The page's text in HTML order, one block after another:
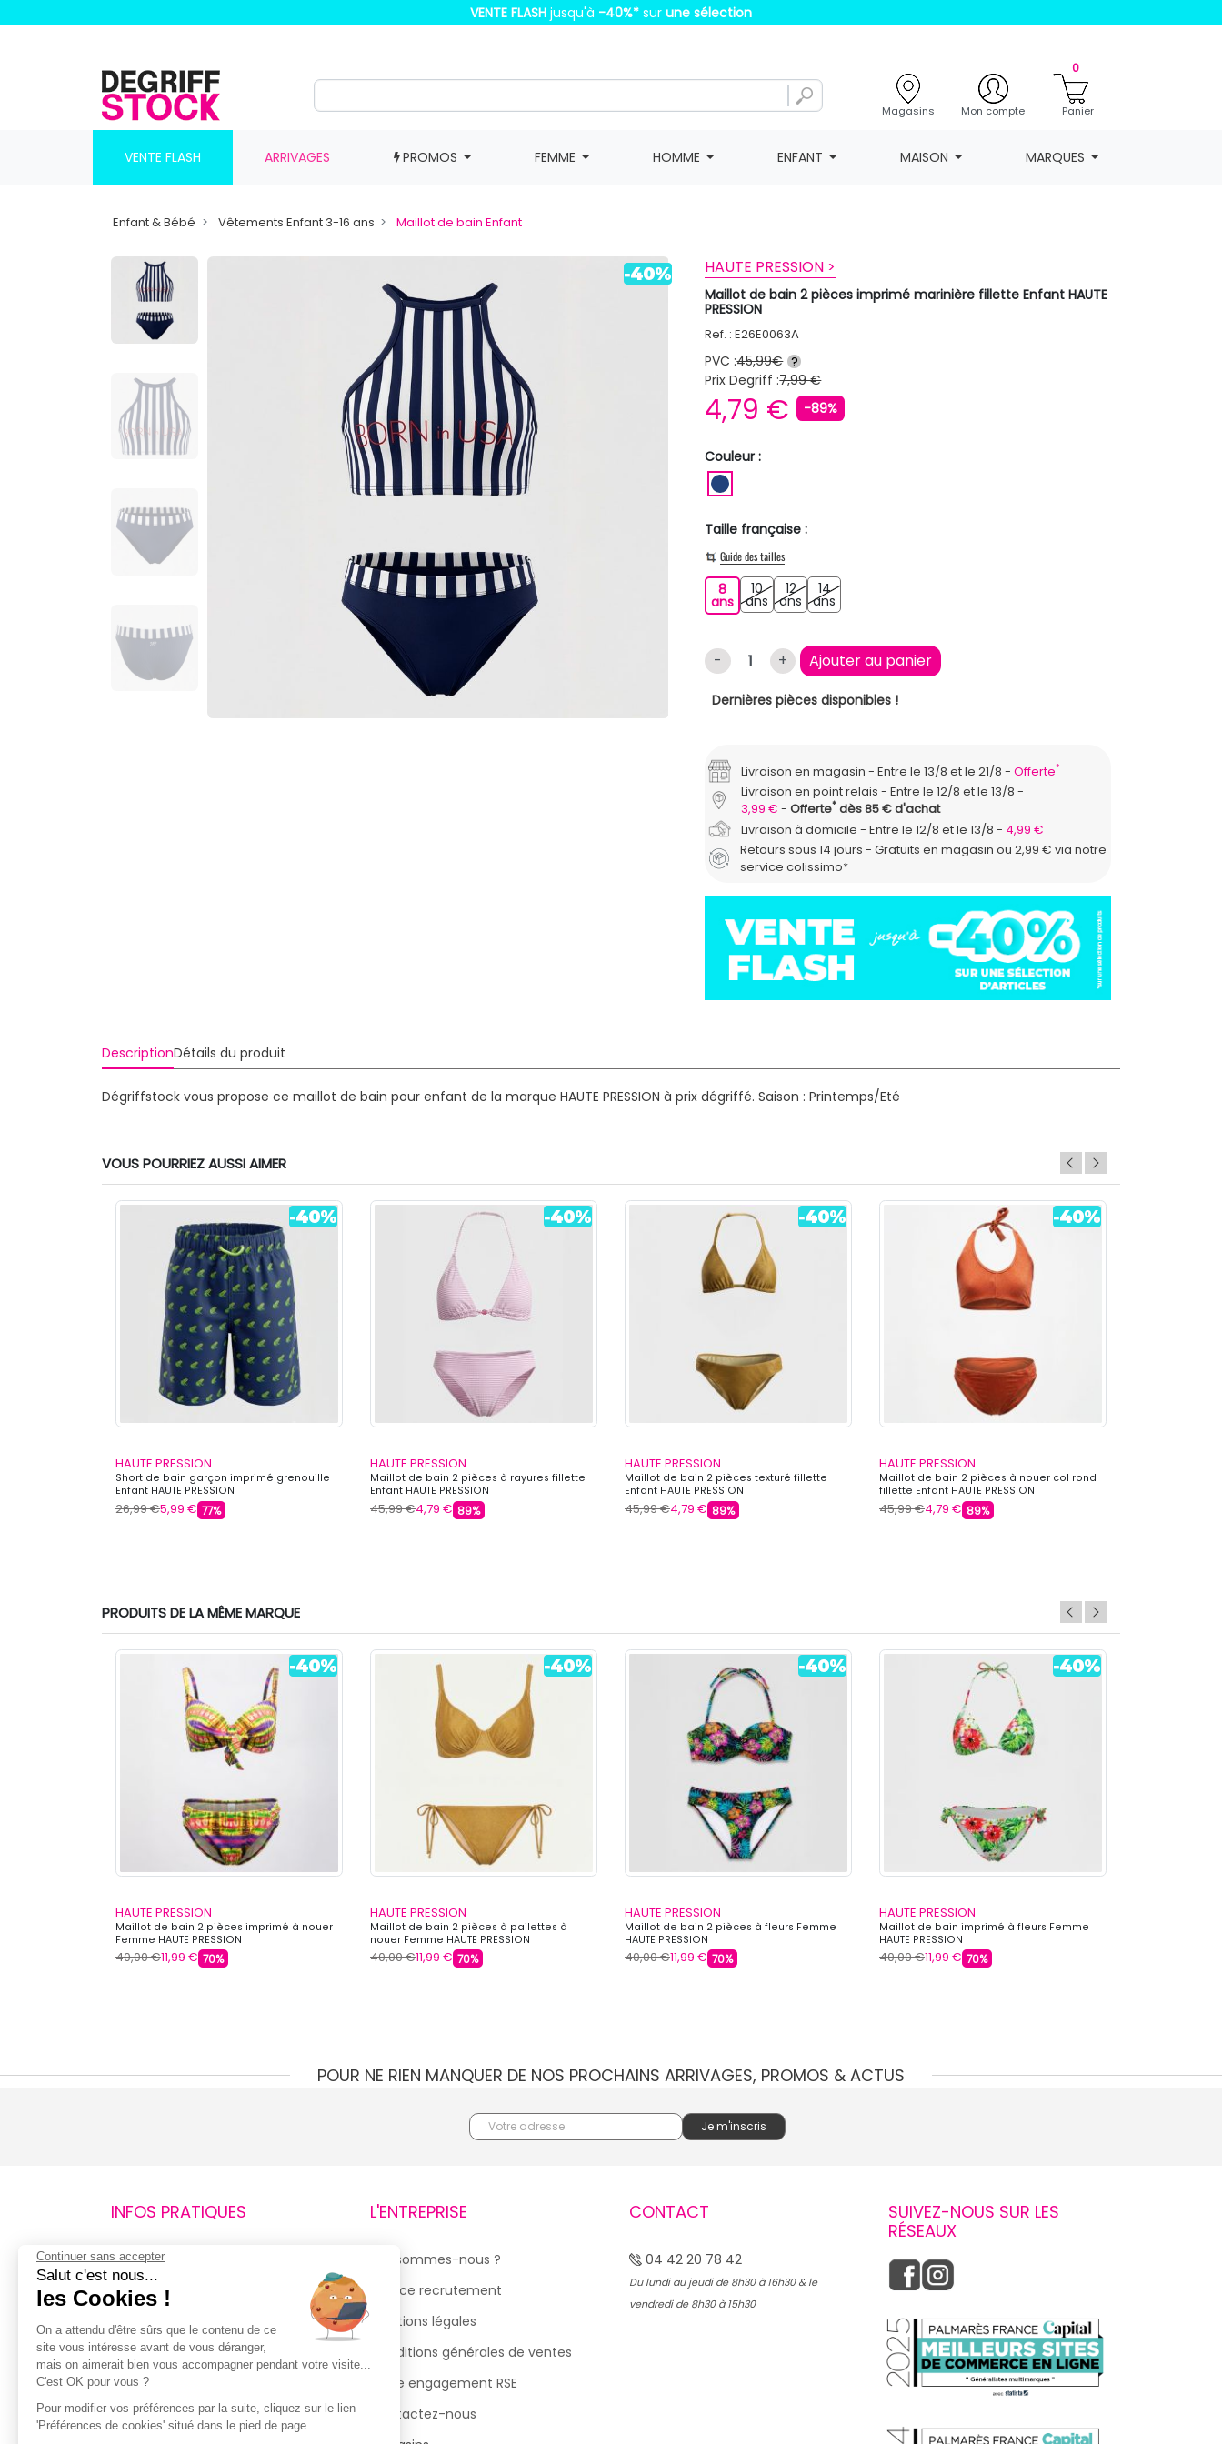
VENTE FLASH jusqu'à -40%* sur une sélection
Magasins Mon compte
0
Panier
VENTE FLASH ARRIVAGES PROMOS FEMME HOMME ENFANT MAISON MARQUES
Enfant & Bébé Vêtements Enfant 3-16 ans Maillot de bain Enfant
HAUTE PRESSION >
Maillot de bain 2 pièces imprimé marinière fillette Enfant HAUTE
PRESSION
Ref. : E26E0063A
PVC :45,99€ ?
Prix Degriff :7,99 €
4,79 € -89%
Couleur :
Taille française :
Guide des tailles
8
ans8 ans
10
ans 10 ans
12
ans 12 ans
14
ans
- + Ajouter au panier
Dernières pièces disponibles !
Livraison en magasin Entre le 13/8 et le 21/8 Offerte*
Livraison en point relais
Entre le 12/8 et le 13/8
3,99 €
Offerte*dès 85 € d'achat
Livraison à domicile
Entre le 12/8 et le 13/8
4,99 €
Retours sous 14 jours - Gratuits en magasin ou 2,99 € via notre
service colissimo*
DescriptionDétails du produit
Dégriffstock vous propose ce maillot de bain pour enfant de la marque HAUTE PRESSION à prix dégriffé. Saison : Printemps/Eté
VOUS POURRIEZ AUSSI AIMER
HAUTE PRESSION
Short de bain garçon imprimé grenouille
Enfant HAUTE PRESSION
26,99 €5,99 € 77%
HAUTE PRESSION
Maillot de bain 2 pièces à rayures fillette
Enfant HAUTE PRESSION
45,99 €4,79 € 89%
HAUTE PRESSION
Maillot de bain 2 pièces texturé fillette
Enfant HAUTE PRESSION
45,99 €4,79 € 89%
HAUTE PRESSION
Maillot de bain 2 pièces à nouer col rond
fillette Enfant HAUTE PRESSION
45,99 €4,79 € 89%
PRODUITS DE LA MÊME MARQUE
HAUTE PRESSION
Maillot de bain 2 pièces imprimé à nouer
Femme HAUTE PRESSION
40,00 €11,99 € 70%
HAUTE PRESSION
Maillot de bain 2 pièces à pailettes à
nouer Femme HAUTE PRESSION
40,00 €11,99 € 70%
HAUTE PRESSION
Maillot de bain 2 pièces à fleurs Femme
HAUTE PRESSION
40,00 €11,99 € 70%
HAUTE PRESSION
Maillot de bain imprimé à fleurs Femme
HAUTE PRESSION
40,00 €11,99 € 70%
POUR NE RIEN MANQUER DE NOS PROCHAINS ARRIVAGES, PROMOS & ACTUS
INFOS PRATIQUES
Retours et remboursements
Suivi de commande
Livraisons
Guide des tailles
Politique de confidentialité
Conditions générales d’utilisation
de la Carte de Fidélité
L'ENTREPRISE
Qui sommes-nous ?
Espace recrutement
Mentions légales
Conditions générales de ventes
Notre engagement RSE
Contactez-nous
CONTACT
04 42 20 78 42
Du lundi au jeudi de 8h30 à 16h30 & le
vendredi de 8h30 à 15h30
SUIVEZ-NOUS SUR LES
RÉSEAUX
Continuer sans accepter
Salut c'est nous...
les Cookies !
On a attendu d'être sûrs que le contenu de ce
site vous intéresse avant de vous déranger,
mais on aimerait bien vous accompagner pendant votre visite...
C'est OK pour vous ?
Pour modifier vos préférences par la suite, cliquez sur le lien
'Préférences de cookies' situé dans le pied de page.